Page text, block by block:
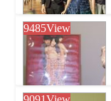
9485View